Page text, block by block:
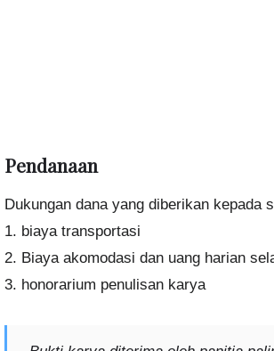
Pendanaan
Dukungan dana yang diberikan kepada
1. biaya transportasi
2. Biaya akomodasi dan uang harian
3. honorarium penulisan karya